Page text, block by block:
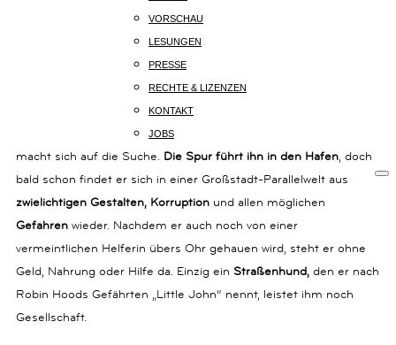
VORSCHAU
LESUNGEN
PRESSE
RECHTE & LIZENZEN
KONTAKT
JOBS
15
KOMMUNIKATION@KARIBUBUECHER.DE
IMPRESSUM
DATENSCHUTZ
SPANNENDE ACTION FÜR LESER AB 11 JAHRE
Seit dem Unfalltod seiner Eltern istRobin im Kinderheim
. Doch dann entdeckt er, dass sein Vater gar nicht
tot, sondern nur verschollen ist. Robin flieht aus dem Heim und
macht sich auf die Suche. Die Spur führt ihn in den Hafen, doch
bald schon findet er sich in einer Großstadt-Parallelwelt aus
zwielichtigen Gestalten, Korruption und allen möglichen
Gefahren wieder. Nachdem er auch noch von einer
vermeintlichen Helferin übers Ohr gehauen wird, steht er ohne
Geld, Nahrung oder Hilfe da. Einzig ein Straßenhund, den er nach
Robin Hoods Gefährten „Little John“ nennt, leistet ihm noch
Gesellschaft.